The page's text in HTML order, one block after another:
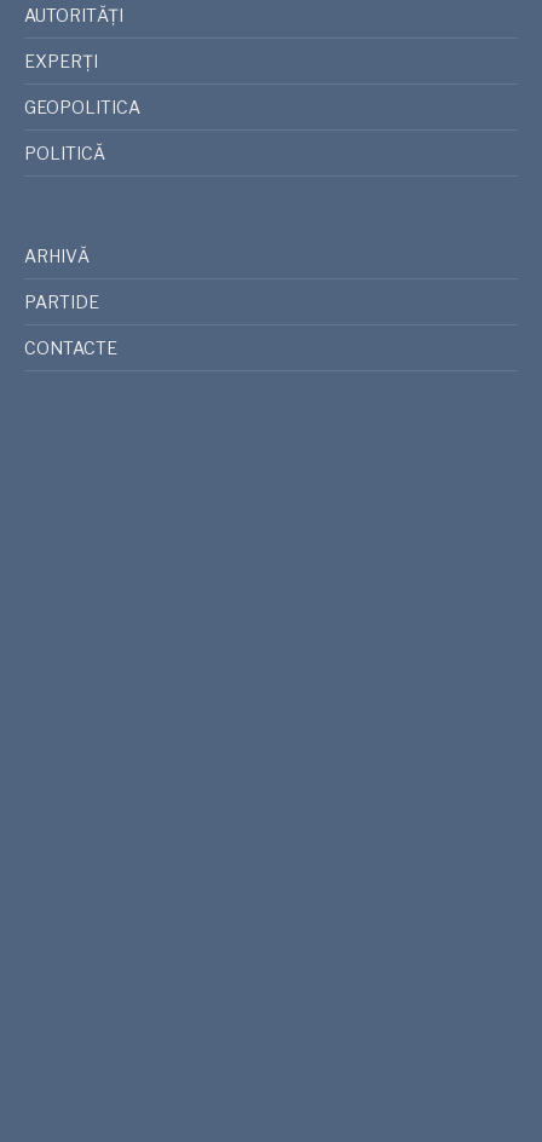
AUTORITĂȚI
EXPERȚI
GEOPOLITICA
POLITICĂ
ARHIVĂ
PARTIDE
CONTACTE